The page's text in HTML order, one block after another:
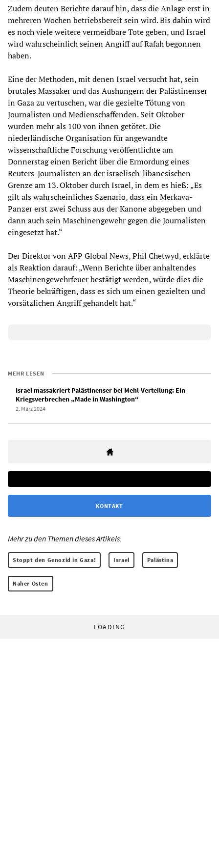
Zudem deuten Berichte darauf hin, dass die Anlage erst in
mehreren Wochen betriebsbereit sein wird. Bis dahin wird
es noch viele weitere vermeidbare Tote geben, und Israel
wird wahrscheinlich seinen Angriff auf Rafah begonnen
haben.
Eine der Methoden, mit denen Israel versucht hat, sein
brutales Massaker und das Aushungern der Palästinenser
in Gaza zu vertuschen, war die gezielte Tötung von
Journalisten und Medienschaffenden. Seit Oktober
wurden mehr als 100 von ihnen getötet. Die
niederländische Organisation für angewandte
wissenschaftliche Forschung veröffentlichte am
Donnerstag einen Bericht über die Ermordung eines
Reuters-Journalisten an der israelisch-libanesischen
Grenze am 13. Oktober durch Israel, in dem es hieß: „Es
gilt als wahrscheinliches Szenario, dass ein Merkava-
Panzer erst zwei Schuss aus der Kanone abgegeben und
dann auch sein Maschinengewehr gegen die Journalisten
eingesetzt hat.“
Der Direktor von AFP Global News, Phil Chetwyd, erklärte
als Reaktion darauf: „Wenn Berichte über anhaltendes
Maschinengewehrfeuer bestätigt werden, würde dies die
Theorie bekräftigen, dass es sich um einen gezielten und
vorsätzlichen Angriff gehandelt hat.“
MEHR LESEN
Israel massakriert Palästinenser bei Mehl-Verteilung: Ein
Kriegsverbrechen „Made in Washington“
2. März 2024
KONTAKT
Mehr zu den Themen dieses Artikels:
Stoppt den Genozid in Gaza! Israel Palästina
Naher Osten
LOADING